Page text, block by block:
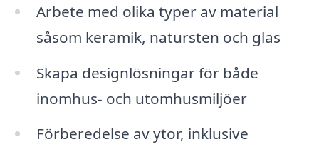
Arbete med olika typer av material
såsom keramik, natursten och glas
Skapa designlösningar för både
inomhus- och utomhusmiljöer
Förberedelse av ytor, inklusive